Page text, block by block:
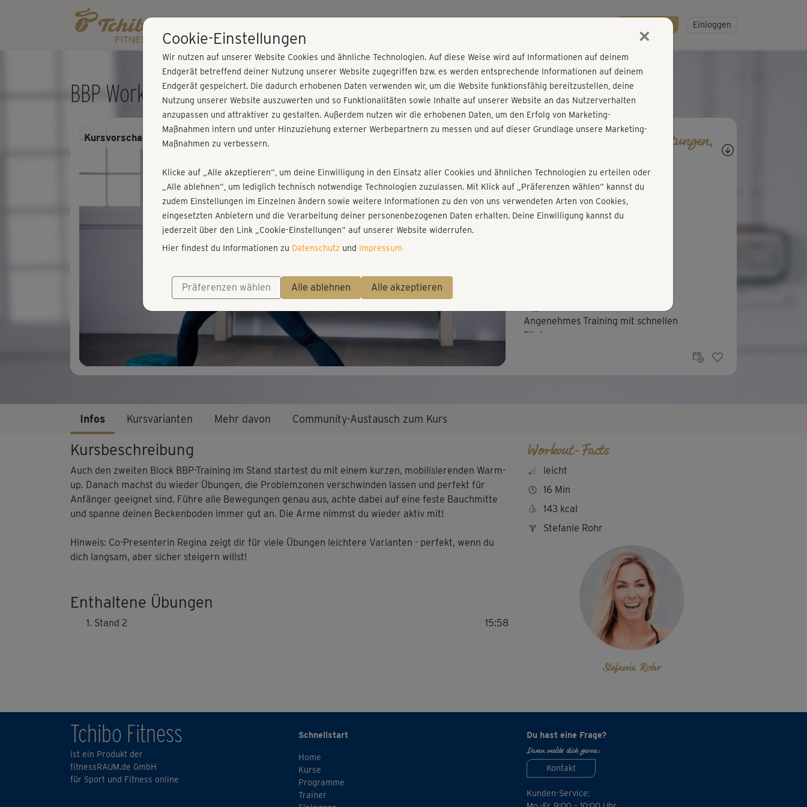
Gratis testen! Einloggen
BBP Workout im Stand 2
Play
Video
Kursvorschau - Anmelden und alles trainieren!
Fragen, Antworten, Bewertungen,
T
Tina-Cucki
Schöner Kurs, macht Spaß 😃
Angenehmes Training mit schnellen
Pilatesmoves
Infos Kursvarianten Mehr davon Community-Austausch zum Kurs
Kursbeschreibung
Auch den zweiten Block BBP-Training im Stand startest du mit einem kurzen, mobilisierenden Warm-
up. Danach machst du wieder Übungen, die Problemzonen verschwinden lassen und perfekt für
Anfänger geeignet sind. Führe alle Bewegungen genau aus, achte dabei auf eine feste Bauchmitte
und spanne deinen Beckenboden immer gut an. Die Arme nimmst du wieder aktiv mit!
Hinweis: Co-Presenterin Regina zeigt dir für viele Übungen leichtere Varianten - perfekt, wenn du
dich langsam, aber sicher steigern willst!
Enthaltene Übungen
Stand 2 15:58
Workout-Facts
leicht
16 Min
143 kcal
Stefanie Rohr
Stefanie Rohr
Tchibo Fitness
ist ein Produkt der
fitnessRAUM.de GmbH
für Sport und Fitness online
Schnellstart
Home
Kurse
Programme
Trainer
Du hast eine Frage?
Dann melde dich gerne:
Kontakt
Kunden-Service:
Cookie-Einstellungen ×
Wir nutzen auf unserer Website Cookies und ähnliche Technologien. Auf diese Weise wird auf Informationen auf deinem
Endgerät betreffend deiner Nutzung unserer Website zugegriffen bzw. es werden entsprechende Informationen auf deinem
Endgerät gespeichert. Die dadurch erhobenen Daten verwenden wir, um die Website funktionsfähig bereitzustellen, deine
Nutzung unserer Website auszuwerten und so Funktionalitäten sowie Inhalte auf unserer Website an das Nutzerverhalten
anzupassen und attraktiver zu gestalten. Außerdem nutzen wir die erhobenen Daten, um den Erfolg von Marketing-
Maßnahmen intern und unter Hinzuziehung externer Werbepartnern zu messen und auf dieser Grundlage unsere Marketing-
Maßnahmen zu verbessern.
Klicke auf „Alle akzeptieren“, um deine Einwilligung in den Einsatz aller Cookies und ähnlichen Technologien zu erteilen oder
„Alle ablehnen“, um lediglich technisch notwendige Technologien zuzulassen. Mit Klick auf „Präferenzen wählen“ kannst du
zudem Einstellungen im Einzelnen ändern sowie weitere Informationen zu den von uns verwendeten Arten von Cookies,
eingesetzten Anbietern und die Verarbeitung deiner personenbezogenen Daten erhalten. Deine Einwilligung kannst du
jederzeit über den Link „Cookie-Einstellungen“ auf unserer Website widerrufen.
Hier findest du Informationen zu Datenschutz und Impressum
Präferenzen wählen Alle ablehnen Alle akzeptieren